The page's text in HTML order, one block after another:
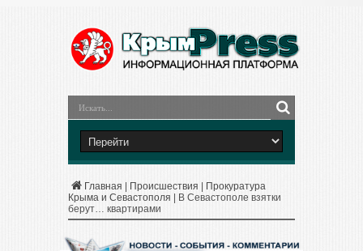
Главная Происшествия
Прокуратура
Крыма и Севастополя
В Севастополе взятки
берут… квартирами